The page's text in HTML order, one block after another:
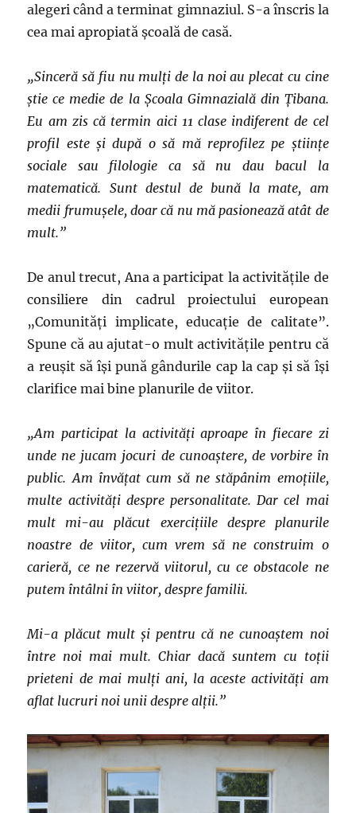
alegeri când a terminat gimnaziul. S-a înscris la
cea mai apropiată școală de casă.
„Sinceră să fiu nu mulți de la noi au plecat cu cine
știe ce medie de la Școala Gimnazială din Țibana.
Eu am zis că termin aici 11 clase indiferent de cel
profil este și după o să mă reprofilez pe științe
sociale sau filologie ca să nu dau bacul la
matematică. Sunt destul de bună la mate, am
medii frumușele, doar că nu mă pasionează atât de
mult.”
De anul trecut, Ana a participat la activitățile de
consiliere din cadrul proiectului european
„Comunități implicate, educație de calitate”.
Spune că au ajutat-o mult activitățile pentru că
a reușit să își pună gândurile cap la cap și să își
clarifice mai bine planurile de viitor.
„Am participat la activități aproape în fiecare zi
unde ne jucam jocuri de cunoaștere, de vorbire în
public. Am învățat cum să ne stăpânim emoțiile,
multe activități despre personalitate. Dar cel mai
mult mi-au plăcut exercițiile despre planurile
noastre de viitor, cum vrem să ne construim o
carieră, ce ne rezervă viitorul, cu ce obstacole ne
putem întâlni în viitor, despre familii.
Mi-a plăcut mult și pentru că ne cunoaștem noi
între noi mai mult. Chiar dacă suntem cu toții
prieteni de mai mulți ani, la aceste activități am
aflat lucruri noi unii despre alții.”